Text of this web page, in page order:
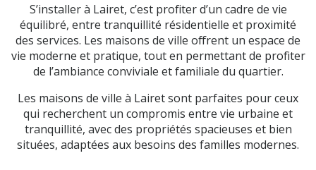
S’installer à Lairet, c’est profiter d’un cadre de vie
équilibré, entre tranquillité résidentielle et proximité
des services. Les maisons de ville offrent un espace de
vie moderne et pratique, tout en permettant de profiter
de l’ambiance conviviale et familiale du quartier.
Les maisons de ville à Lairet sont parfaites pour ceux
qui recherchent un compromis entre vie urbaine et
tranquillité, avec des propriétés spacieuses et bien
situées, adaptées aux besoins des familles modernes.